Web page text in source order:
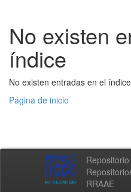
No existen
índice
No existen entradas en el
Página de inicio
RRAAE